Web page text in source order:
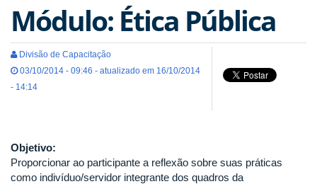
Módulo: Ética Pública
Divisão de Capacitação
03/10/2014 - 09:46 - atualizado em 16/10/2014
- 14:14
Objetivo:
Proporcionar ao participante a reflexão sobre suas práticas
como indivíduo/servidor integrante dos quadros da